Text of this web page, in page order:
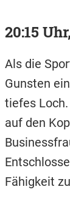
20:15
Als die
Gunsten
tiefes
auf den
Fähigkeit